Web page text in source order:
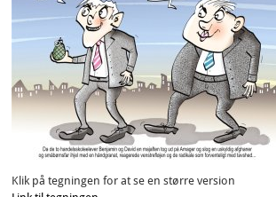
Klik på tegningen for at se en større version